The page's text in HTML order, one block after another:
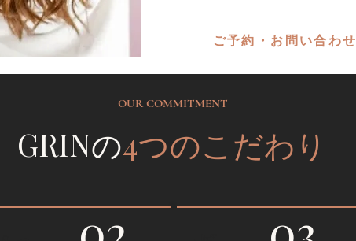
ご予約・お問い合わせ
OUR COMMITMENT
GRINの4つのこだわり